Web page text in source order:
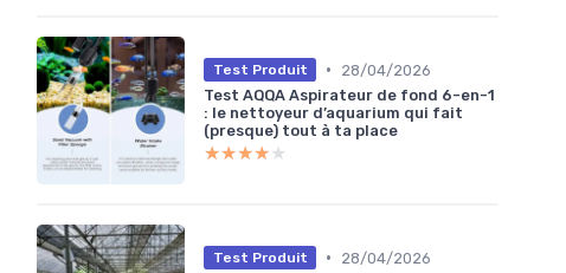
Test Produit •
28/04/2026
Test AQQA Aspirateur de fond 6-en-1
: le nettoyeur d’aquarium qui fait
(presque) tout à ta place
★★★★★
★★★★★
Test Produit •
28/04/2026